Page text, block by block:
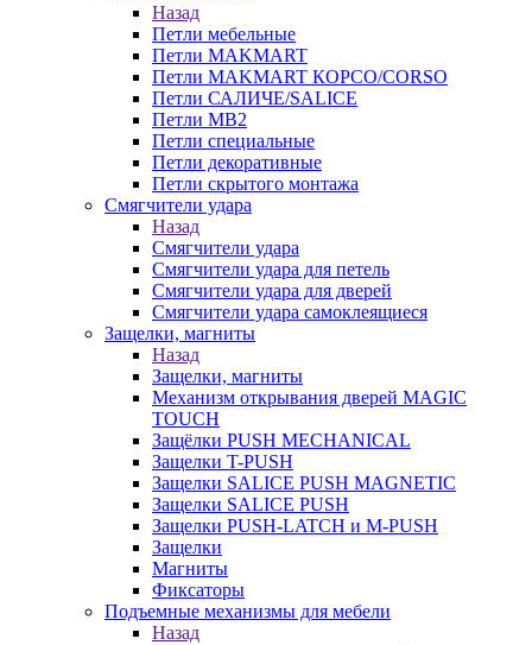
Назад
Петли мебельные
Петли MAKMART
Петли MAKMART КОРСО/CORSO
Петли САЛИЧЕ/SALICE
Петли MB2
Петли специальные
Петли декоративные
Петли скрытого монтажа
Смягчители удара
Назад
Смягчители удара
Смягчители удара для петель
Смягчители удара для дверей
Cмягчители удара самоклеящиеся
Защелки, магниты
Назад
Защелки, магниты
Механизм открывания дверей MAGIC
TOUCH
Защёлки PUSH MECHANICAL
Защелки T-PUSH
Защелки SALICE PUSH MAGNETIC
Защелки SALICE PUSH
Защелки PUSH-LATCH и M-PUSH
Защелки
Магниты
Фиксаторы
Подъемные механизмы для мебели
Назад